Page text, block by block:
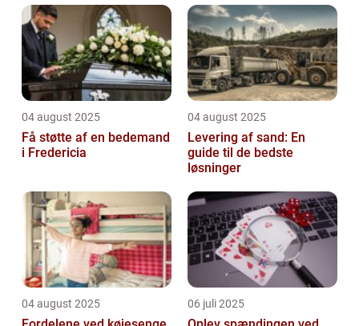
04 august 2025
Få støtte af en bedemand
i Fredericia
04 august 2025
Levering af sand: En
guide til de bedste
løsninger
04 august 2025 06 juli 2025